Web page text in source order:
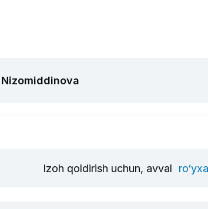
Izoh qoldirish uchun, avval